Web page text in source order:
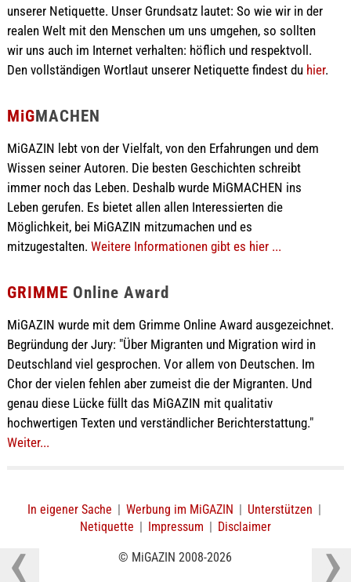
unserer Netiquette. Unser Grundsatz lautet: So wie wir in der
realen Welt mit den Menschen um uns umgehen, so sollten
wir uns auch im Internet verhalten: höflich und respektvoll.
Den vollständigen Wortlaut unserer Netiquette findest du hier.
MiGMACHEN
MiGAZIN lebt von der Vielfalt, von den Erfahrungen und dem
Wissen seiner Autoren. Die besten Geschichten schreibt
immer noch das Leben. Deshalb wurde MiGMACHEN ins
Leben gerufen. Es bietet allen allen Interessierten die
Möglichkeit, bei MiGAZIN mitzumachen und es
mitzugestalten. Weitere Informationen gibt es hier ...
GRIMME Online Award
MiGAZIN wurde mit dem Grimme Online Award ausgezeichnet.
Begründung der Jury: "Über Migranten und Migration wird in
Deutschland viel gesprochen. Vor allem von Deutschen. Im
Chor der vielen fehlen aber zumeist die der Migranten. Und
genau diese Lücke füllt das MiGAZIN mit qualitativ
hochwertigen Texten und verständlicher Berichterstattung."
Weiter...
In eigener Sache | Werbung im MiGAZIN | Unterstützen |
Netiquette | Impressum | Disclaimer
© MiGAZIN 2008-2026